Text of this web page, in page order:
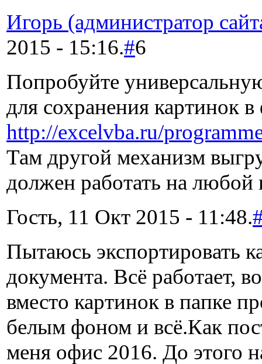
Игорь (администратор
2015 - 15:16.#6
Попробуйте
для сохранения картинок
http://excelvba.ru/
Там другой механизм
должен работать на любой
Гость, 11 Окт 2015 - 11:48.
Пытаюсь экспортировать
документа. Всё работает,
вместо картинок в папке
белым фоном и всё.Как
меня офис 2016. До этого